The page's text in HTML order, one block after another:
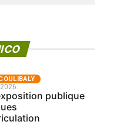
publique